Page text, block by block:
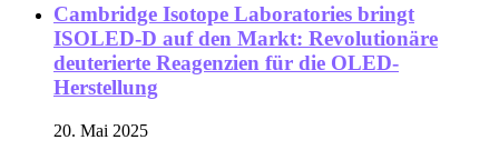
Cambridge Isotope Laboratories bringt
ISOLED-D auf den Markt: Revolutionäre
deuterierte Reagenzien für die OLED-
Herstellung
20. Mai 2025